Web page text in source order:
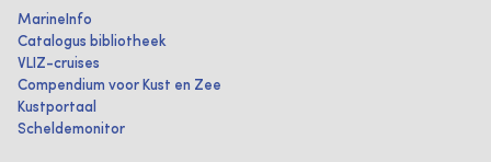
MarineInfo
Catalogus bibliotheek
VLIZ-cruises
Compendium voor Kust en Zee
Kustportaal
Scheldemonitor